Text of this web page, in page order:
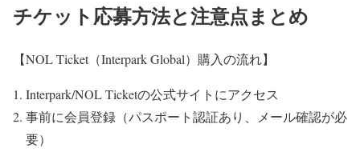
チケット応募方法と注意点まとめ
【NOL Ticket（Interpark Global）購入の流れ】
Interpark/NOL Ticketの公式サイトにアクセス
事前に会員登録（パスポート認証あり、メール確認が必
要）